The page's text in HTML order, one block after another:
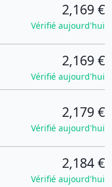
2,169 €
Vérifié aujourd'hui
2,169 €
Vérifié aujourd'hui
2,179 €
Vérifié aujourd'hui
2,184 €
Vérifié aujourd'hui